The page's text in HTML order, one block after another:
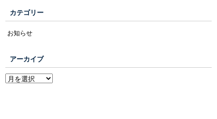
カテゴリー
お知らせ
アーカイブ